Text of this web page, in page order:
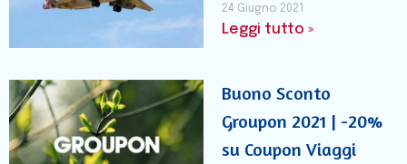
24 Giugno 2021
Leggi tutto »
Buono Sconto
Groupon 2021 | -20%
su Coupon Viaggi